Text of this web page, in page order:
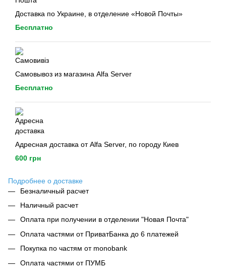
Доставка по Украине, в отделение «Новой Почты»
Бесплатно
Самовывоз из магазина Alfa Server
Бесплатно
Адресная доставка от Alfa Server, по городу Киев
600 грн
Подробнее о доставке
Безналичный расчет
Наличный расчет
Оплата при получении в отделении "Новая Почта"
Оплата частями от ПриватБанка до 6 платежей
Покупка по частям от monobank
Оплата частями от ПУМБ